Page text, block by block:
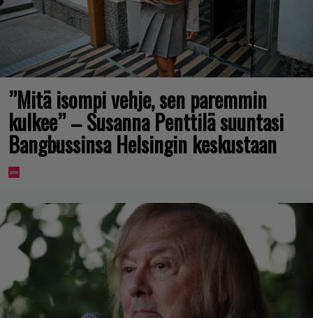
”Mitä isompi vehje, sen paremmin
kulkee” – Susanna Penttilä suuntasi
Bangbussinsa Helsingin keskustaan